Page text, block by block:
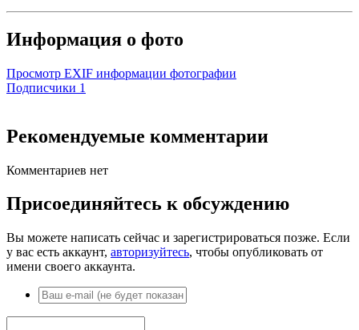
Информация о фото
Просмотр EXIF информации фотографии
Подписчики 1
Рекомендуемые комментарии
Комментариев нет
Присоединяйтесь к обсуждению
Вы можете написать сейчас и зарегистрироваться позже. Если
у вас есть аккаунт, авторизуйтесь, чтобы опубликовать от
имени своего аккаунта.